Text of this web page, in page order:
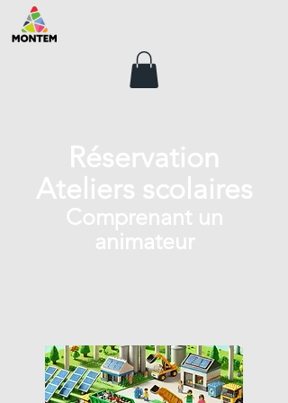
Réservation
Ateliers scolaires
Comprenant un
animateur